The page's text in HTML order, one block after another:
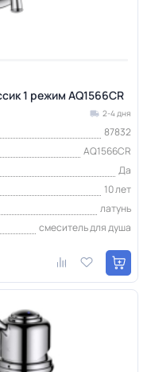
1 режим AQ1566CR
2-4 дня
87832
AQ1566CR
Да
10 лет
латунь
смеситель для душа